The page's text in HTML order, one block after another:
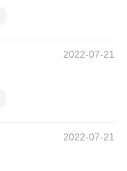
2022-07-21
2022-07-21